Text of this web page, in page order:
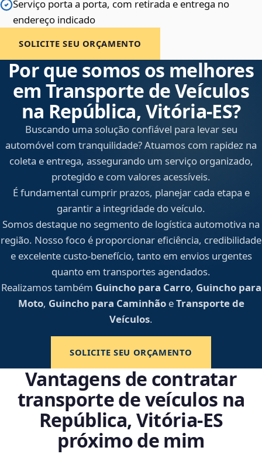
Serviço porta a porta, com retirada e entrega no
endereço indicado
SOLICITE SEU ORÇAMENTO
Por que somos os melhores
em Transporte de Veículos
na República, Vitória‑ES?
Buscando uma solução confiável para levar seu
automóvel com tranquilidade? Atuamos com rapidez na
coleta e entrega, assegurando um serviço organizado,
protegido e com valores acessíveis.
É fundamental cumprir prazos, planejar cada etapa e
garantir a integridade do veículo.
Somos destaque no segmento de logística automotiva na
região. Nosso foco é proporcionar eficiência, credibilidade
e excelente custo-benefício, tanto em envios urgentes
quanto em transportes agendados.
Realizamos também Guincho para Carro, Guincho para
Moto, Guincho para CaminhãoeTransporte de
Veículos.
SOLICITE SEU ORÇAMENTO
Vantagens de contratar
transporte de veículos na
República, Vitória‑ES
próximo de mim